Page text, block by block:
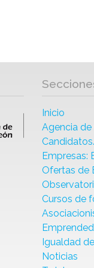
Inicio
Agencia
Empresas:
Ofertas de
Cursos de
Igualdad
Noticias